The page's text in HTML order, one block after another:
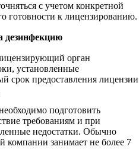
с учетом конкретной
готовности к лицензированию.
дезинфекцию
орган
установленные
срок предоставления лицензии
подготовить
требованиям и при
недостатки. Обычно
компании занимает не более 7